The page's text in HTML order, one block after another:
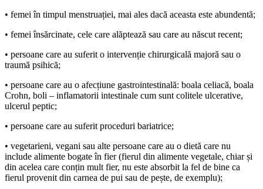
• femei în timpul menstruației, mai ales dacă aceasta este abundentă;
• femei însărcinate, cele care alăptează sau care au născut recent;
• persoane care au suferit o intervenție chirurgicală majoră sau o
traumă psihică;
• persoane care au o afecțiune gastrointestinală: boala celiacă, boala
Crohn, boli – inflamatorii intestinale cum sunt colitele ulcerative,
ulcerul peptic;
• persoane care au suferit proceduri bariatrice;
• vegetarieni, vegani sau alte persoane care au o dietă care nu
include alimente bogate în fier (fierul din alimente vegetale, chiar și
din acelea care conțin mult fier, nu este absorbit la fel de bine ca
fierul provenit din carnea de pui sau de pește, de exemplu);